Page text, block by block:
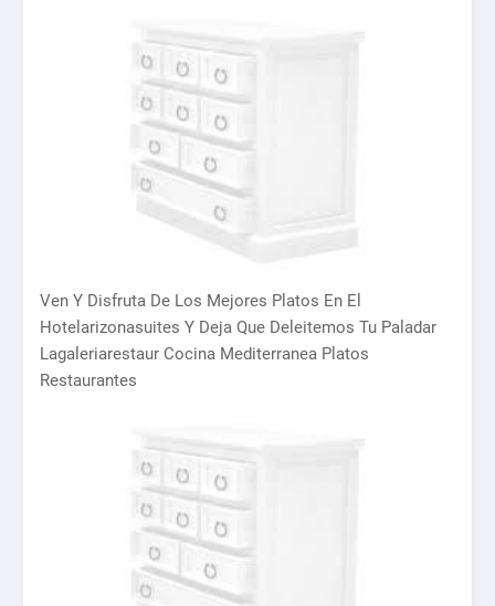
Ven Y Disfruta De Los Mejores Platos En El
Hotelarizonasuites Y Deja Que Deleitemos Tu Paladar
Lagaleriarestaur Cocina Mediterranea Platos
Restaurantes